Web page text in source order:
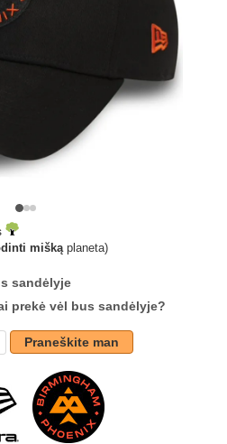
miškąplaneta)
sandėlyje
prekė vėl bus sandėlyje?
Praneškite man